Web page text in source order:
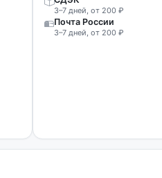
3–7 дней, от 200 ₽
Почта России
3–7 дней, от 200 ₽